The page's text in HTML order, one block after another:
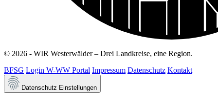
© 2026 - WIR Westerwälder – Drei Landkreise, eine Region.
BFSG Login W-WW Portal Impressum Datenschutz Kontakt
Datenschutz Einstellungen